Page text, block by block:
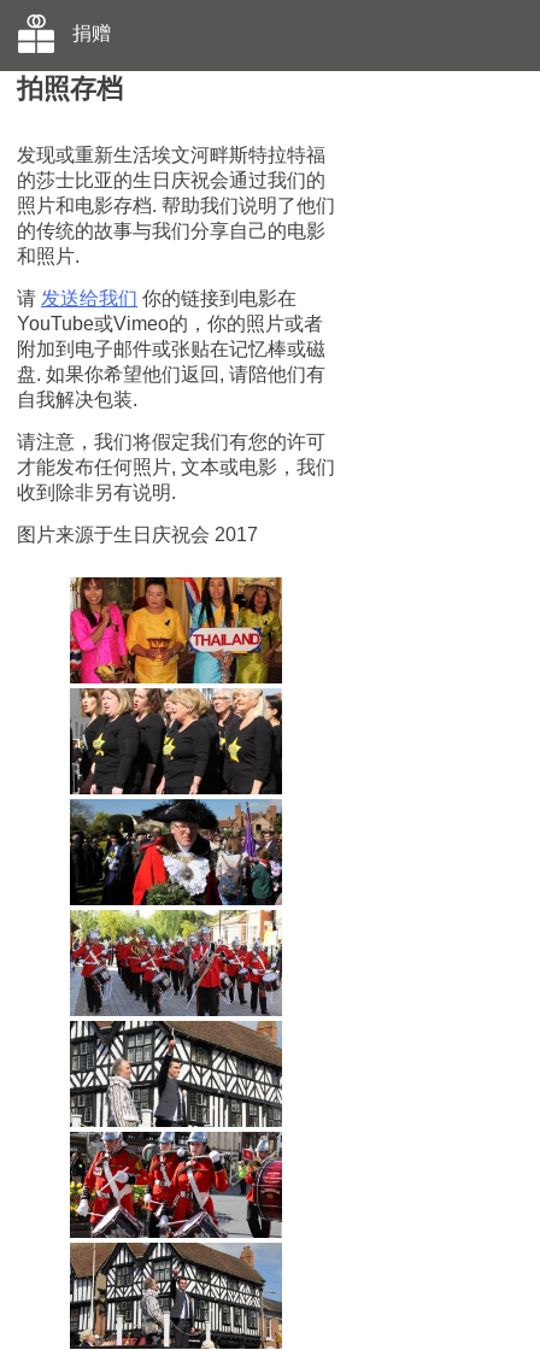
捐赠
拍照存档
发现或重新生活埃文河畔斯特拉特福
的莎士比亚的生日庆祝会通过我们的
照片和电影存档. 帮助我们说明了他们
的传统的故事与我们分享自己的电影
和照片.
请 发送给我们 你的链接到电影在
YouTube或Vimeo的，你的照片或者
附加到电子邮件或张贴在记忆棒或磁
盘. 如果你希望他们返回, 请陪他们有
自我解决包装.
请注意，我们将假定我们有您的许可
才能发布任何照片, 文本或电影，我们
收到除非另有说明.
图片来源于生日庆祝会 2017